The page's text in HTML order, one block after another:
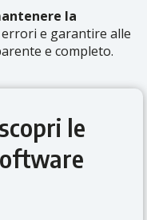
la
e garantire alle
e completo.
le